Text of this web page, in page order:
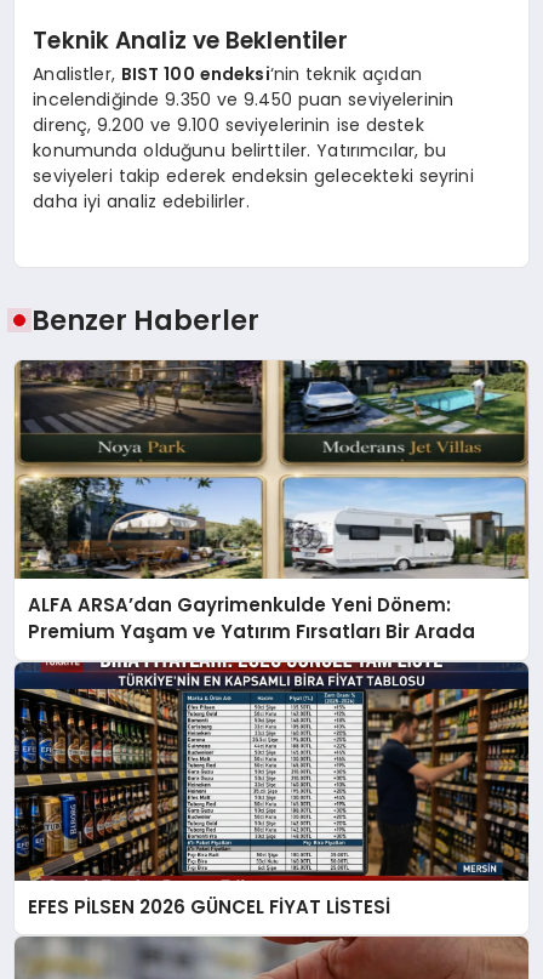
Teknik Analiz ve Beklentiler
Analistler, BIST 100 endeksi‘nin teknik açıdan
incelendiğinde 9.350 ve 9.450 puan seviyelerinin
direnç, 9.200 ve 9.100 seviyelerinin ise destek
konumunda olduğunu belirttiler. Yatırımcılar, bu
seviyeleri takip ederek endeksin gelecekteki seyrini
daha iyi analiz edebilirler.
Benzer Haberler
ALFA ARSA’dan Gayrimenkulde Yeni Dönem:
Premium Yaşam ve Yatırım Fırsatları Bir Arada
EFES PİLSEN 2026 GÜNCEL FİYAT LİSTESİ